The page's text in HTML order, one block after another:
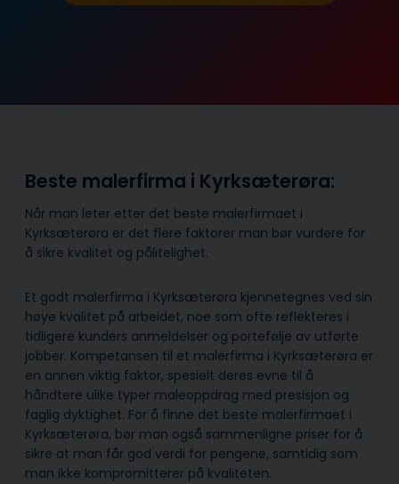
Beste malerfirma i Kyrksæterøra:
Når man leter etter det beste malerfirmaet i
Kyrksæterøra er det flere faktorer man bør vurdere for
å sikre kvalitet og pålitelighet.
Et godt malerfirma i Kyrksæterøra kjennetegnes ved sin
høye kvalitet på arbeidet, noe som ofte reflekteres i
tidligere kunders anmeldelser og portefølje av utførte
jobber. Kompetansen til et malerfirma i Kyrksæterøra er
en annen viktig faktor, spesielt deres evne til å
håndtere ulike typer maleoppdrag med presisjon og
faglig dyktighet. For å finne det beste malerfirmaet i
Kyrksæterøra, bør man også sammenligne priser for å
sikre at man får god verdi for pengene, samtidig som
man ikke kompromitterer på kvaliteten.